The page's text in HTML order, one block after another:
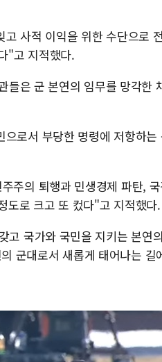
사적 이익을 위한 수단으로
"고 지적했다.
은 군 본연의 임무를 망각한
로서 부당한 명령에 저항하는
주의 퇴행과 민생경제 파탄,
도로 크고 또 컸다"고 지적했다.
고 국가와 국민을 지키는 본연
군대로서 새롭게 태어나는 길